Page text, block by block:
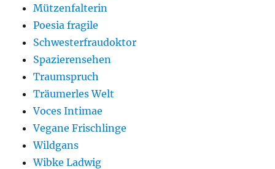
Mützenfalterin
Poesia fragile
Schwesterfraudoktor
Spazierensehen
Traumspruch
Träumerles Welt
Voces Intimae
Vegane Frischlinge
Wildgans
Wibke Ladwig